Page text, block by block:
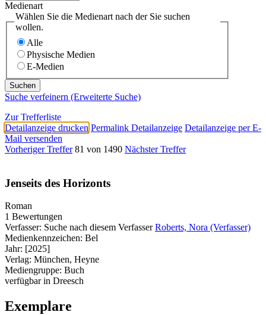
Medienart
Wählen Sie die Medienart nach der Sie suchen
wollen.
Alle
Physische Medien
E-Medien
Suche verfeinern (Erweiterte Suche)
Zur Trefferliste
Detailanzeige drucken Permalink Detailanzeige Detailanzeige per E-
Mail versenden
Vorheriger Treffer 81 von 1490 Nächster Treffer
Jenseits des Horizonts
Roman
1 Bewertungen
Verfasser: Suche nach diesem Verfasser Roberts, Nora (Verfasser)
Medienkennzeichen: Bel
Jahr: [2025]
Verlag: München, Heyne
Mediengruppe: Buch
verfügbar in Dreesch
Exemplare